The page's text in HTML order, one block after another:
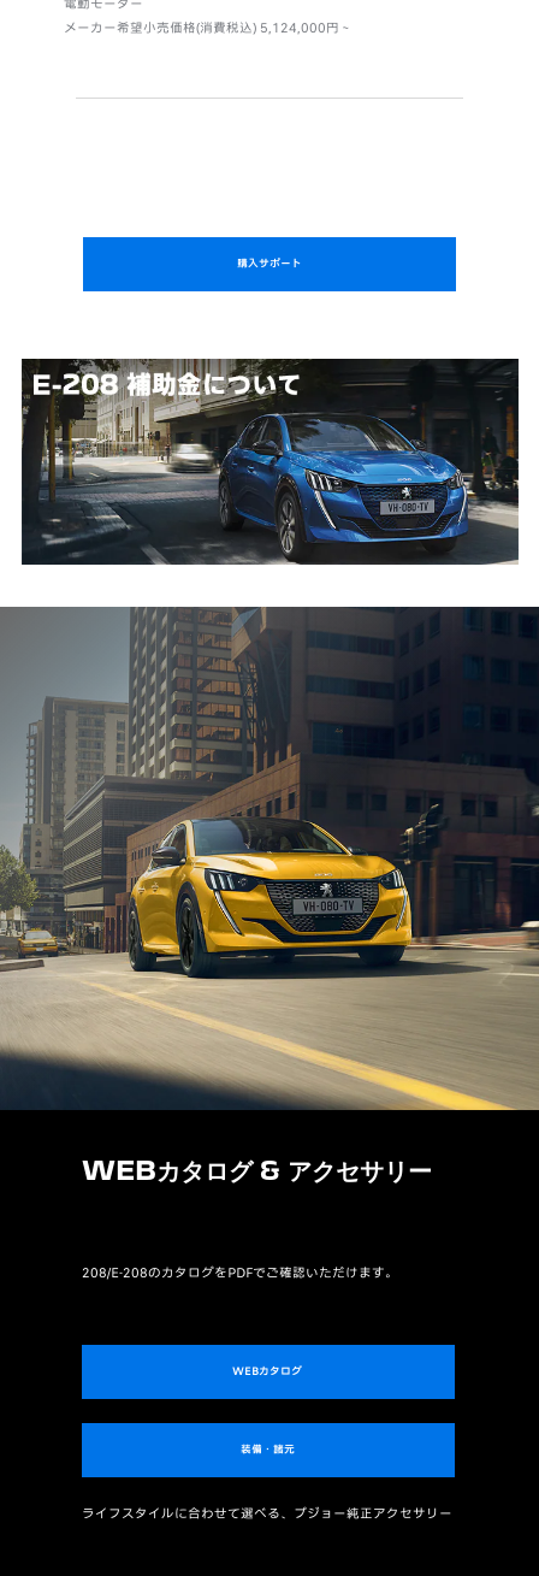
電動モーター
メーカー希望小売価格(消費税込) 5,124,000円～
購入サポート
WEBカタログ & アクセサリー
208/E-208のカタログをPDFでご確認いただけます。
WEBカタログ
装備・諸元
ライフスタイルに合わせて選べる、プジョー純正アクセサリー